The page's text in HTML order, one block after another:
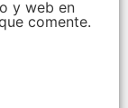
y web en
comente.